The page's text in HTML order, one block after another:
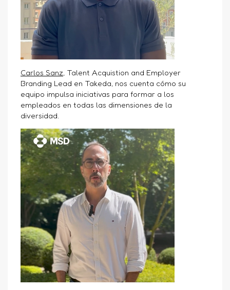
Carlos Sanz, Talent Acquistion and Employer
Branding Lead en Takeda, nos cuenta cómo su
equipo impulsa iniciativas para formar a los
empleados en todas las dimensiones de la
diversidad.